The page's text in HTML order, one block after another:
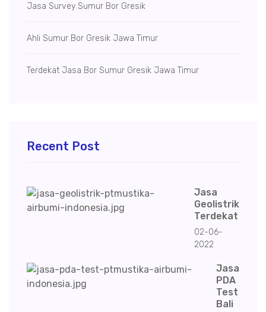
Jasa Survey Sumur Bor Gresik
Ahli Sumur Bor Gresik Jawa Timur
Terdekat Jasa Bor Sumur Gresik Jawa Timur
Recent Post
Jasa
Geolistrik
Terdekat
02-06-
2022
Jasa
PDA
Test
Bali